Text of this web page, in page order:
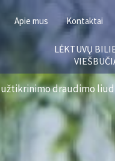
Apie mus Kontaktai
LĖKTUVŲ
draudimo